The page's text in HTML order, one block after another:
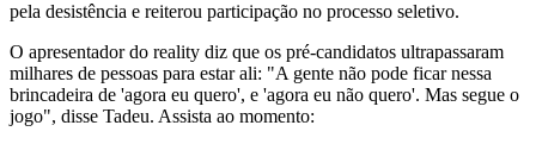
pela desistência e reiterou participação no processo seletivo.
O apresentador do reality diz que os pré-candidatos ultrapassaram
milhares de pessoas para estar ali: "A gente não pode ficar nessa
brincadeira de 'agora eu quero', e 'agora eu não quero'. Mas segue o
jogo", disse Tadeu. Assista ao momento: